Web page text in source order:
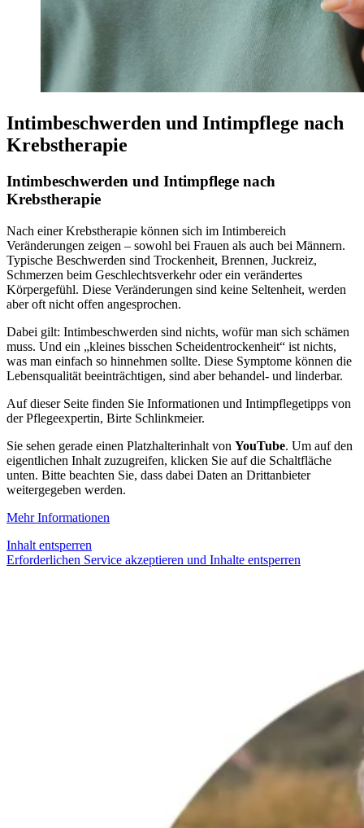
Intimbeschwerden und Intimpflege nach
Krebstherapie
Intimbeschwerden und Intimpflege nach
Krebstherapie
Nach einer Krebstherapie können sich im Intimbereich
Veränderungen zeigen – sowohl bei Frauen als auch bei Männern.
Typische Beschwerden sind Trockenheit, Brennen, Juckreiz,
Schmerzen beim Geschlechtsverkehr oder ein verändertes
Körpergefühl. Diese Veränderungen sind keine Seltenheit, werden
aber oft nicht offen angesprochen.
Dabei gilt: Intimbeschwerden sind nichts, wofür man sich schämen
muss. Und ein „kleines bisschen Scheidentrockenheit“ ist nichts,
was man einfach so hinnehmen sollte. Diese Symptome können die
Lebensqualität beeinträchtigen, sind aber behandel- und linderbar.
Auf dieser Seite finden Sie Informationen und Intimpflegetipps von
der Pflegeexpertin, Birte Schlinkmeier.
Sie sehen gerade einen Platzhalterinhalt von YouTube. Um auf den
eigentlichen Inhalt zuzugreifen, klicken Sie auf die Schaltfläche
unten. Bitte beachten Sie, dass dabei Daten an Drittanbieter
weitergegeben werden.
Mehr Informationen
Inhalt entsperren
Erforderlichen Service akzeptieren und Inhalte entsperren